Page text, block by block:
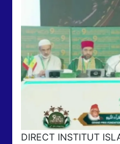
DIRECT INSTITUT